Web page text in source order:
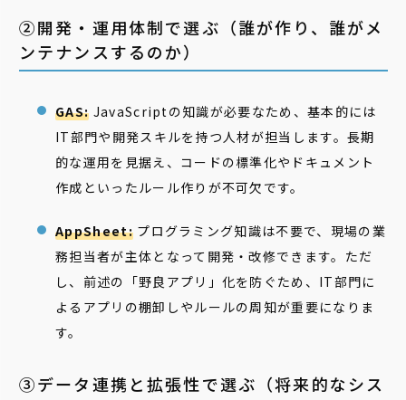
②開発・運用体制で選ぶ（誰が作り、誰がメ
ンテナンスするのか）
GAS: JavaScriptの知識が必要なため、基本的には
IT部門や開発スキルを持つ人材が担当します。長期
的な運用を見据え、コードの標準化やドキュメント
作成といったルール作りが不可欠です。
AppSheet:プログラミング知識は不要で、現場の業
務担当者が主体となって開発・改修できます。ただ
し、前述の「野良アプリ」化を防ぐため、IT部門に
よるアプリの棚卸しやルールの周知が重要になりま
す。
③データ連携と拡張性で選ぶ（将来的なシス